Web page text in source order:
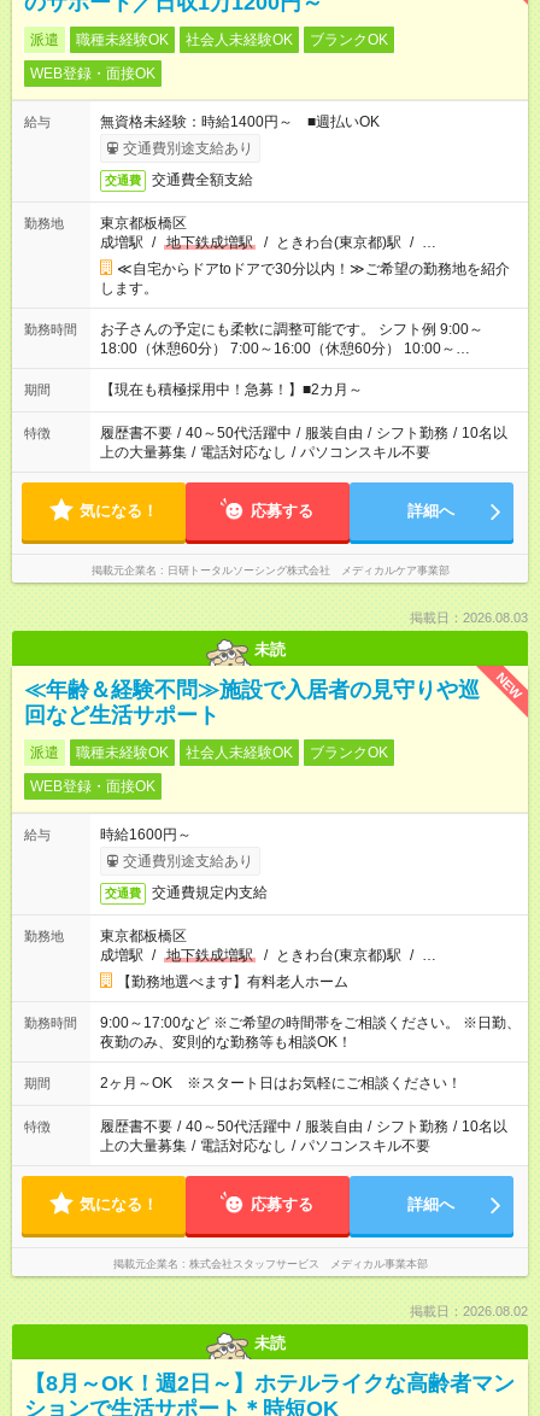
派遣 職種未経験OK 社会人未経験OK
ブランクOK
WEB登録・面接OK
給与
無資格未経験：時給1400円～ ■週払いOK
交通費別途支給あり
交通費 交通費全額支給
勤務地
東京都板橋区
成増駅 / 地下鉄成増駅 / ときわ台(東京都)駅 / …
≪自宅からドアtoドアで30分以内！≫ご希望の勤務地を紹介
します。
勤務時間
お子さんの予定にも柔軟に調整可能です。 シフト例 9:00～
18:00（休憩60分） 7:00～16:00（休憩60分） 10:00～
19:00（休憩60分） ※Wワーク希望の方へ 今ご覧のお仕事で希
望する勤務時間と、もう1つのお仕事の勤務時間の合計が 週40
期間 【現在も積極採用中！急募！】■2カ月～
特徴 履歴書不要 / 40～50代活躍中 / 服装自由 / シフト勤務 / 10名以
上の大量募集 / 電話対応なし / パソコンスキル不要
気になる！ 応募する 詳細へ
掲載元企業名 日研トータルソーシング株式会社 メディカルケア事業部
掲載日：2026.08.03
未読
NEW
≪年齢＆経験不問≫施設で入居者の見守りや巡
回など生活サポート
派遣 職種未経験OK 社会人未経験OK
ブランクOK
WEB登録・面接OK
給与
時給1600円～
交通費別途支給あり
交通費 交通費規定内支給
勤務地
東京都板橋区
成増駅 / 地下鉄成増駅 / ときわ台(東京都)駅 / …
【勤務地選べます】有料老人ホーム
勤務時間
9:00～17:00など ※ご希望の時間帯をご相談ください。 ※日勤、
夜勤のみ、変則的な勤務等も相談OK！
期間 2ヶ月～OK ※スタート日はお気軽にご相談ください！
特徴 履歴書不要 / 40～50代活躍中 / 服装自由 / シフト勤務 / 10名以
上の大量募集 / 電話対応なし / パソコンスキル不要
気になる！ 応募する 詳細へ
掲載元企業名 株式会社スタッフサービス メディカル事業本部
掲載日：2026.08.02
未読
【8月～OK！週2日～】ホテルライクな高齢者マン
ションで生活サポート＊時短OK